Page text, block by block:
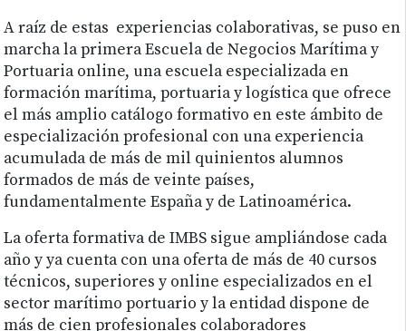
A raíz de estas experiencias colaborativas, se puso en
marcha la primera Escuela de Negocios Marítima y
Portuaria online, una escuela especializada en
formación marítima, portuaria y logística que ofrece
el más amplio catálogo formativo en este ámbito de
especialización profesional con una experiencia
acumulada de más de mil quinientos alumnos
formados de más de veinte países,
fundamentalmente España y de Latinoamérica.
La oferta formativa de IMBS sigue ampliándose cada
año y ya cuenta con una oferta de más de 40 cursos
técnicos, superiores y online especializados en el
sector marítimo portuario y la entidad dispone de
más de cien profesionales colaboradores